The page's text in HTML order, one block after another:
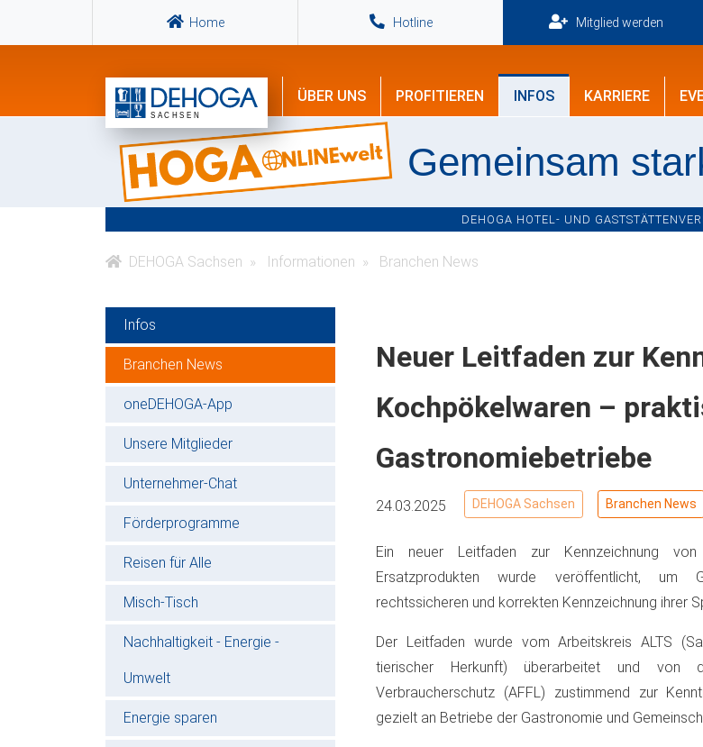
Home Hotline Mitglied werden
ÜBER UNS PROFITIEREN INFOS KARRIERE
Gemeinsam
DEHOGA HOTEL- UND
DEHOGA Sachsen Informationen Branchen News
Infos
Branchen News
oneDEHOGA-App
Unsere Mitglieder
Unternehmer-Chat
Förderprogramme
Reisen für Alle
Misch-Tisch
Nachhaltigkeit - Energie -
Umwelt
Energie sparen
Neuer Leitfaden zur
Kochpökelwaren –
Gastronomiebetriebe
24.03.2025 DEHOGA Sachsen Branchen News
Ein neuer Leitfaden zur Kennzeichnung
Ersatzprodukten wurde veröffentlicht, um
rechtssicheren und korrekten Kennzeichnung ihrer
Der Leitfaden wurde vom Arbeitskreis ALTS
tierischer Herkunft) überarbeitet und von
Verbraucherschutz (AFFL) zustimmend zur
gezielt an Betriebe der Gastronomie und